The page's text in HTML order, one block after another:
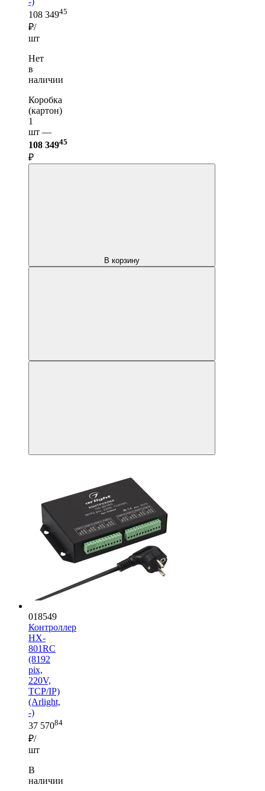
108 34945
₽/
шт
Нет
в
наличии
Коробка
(картон)
1
шт —
108 34945
₽
В корзину
018549
Контроллер
HX-
801RC
(8192
pix,
220V,
TCP/IP)
(Arlight,
-)
37 57084
₽/
шт
В
наличии